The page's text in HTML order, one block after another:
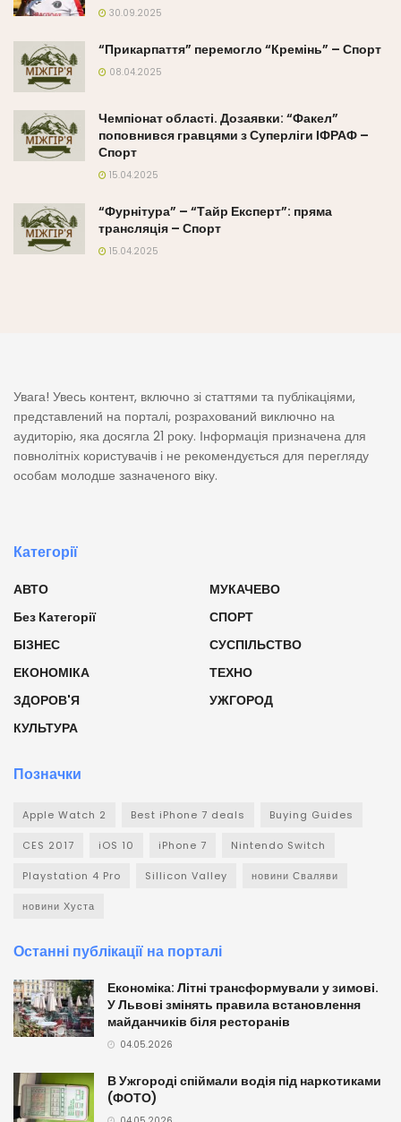
30.09.2025
“Прикарпаття” перемогло “Кремінь” – Спорт
08.04.2025
Чемпіонат області. Дозаявки: “Факел”
поповнився гравцями з Суперліги ІФРАФ –
Спорт
15.04.2025
“Фурнітура” – “Тайр Експерт”: пряма
трансляція – Спорт
15.04.2025
Увага! Увесь контент, включно зі статтями та публікаціями,
представлений на порталі, розрахований виключно на
аудиторію, яка досягла 21 року. Інформація призначена для
повнолітніх користувачів і не рекомендується для перегляду
особам молодше зазначеного віку.
Категорії
АВТО
Без Категорії
БІЗНЕС
ЕКОНОМІКА
ЗДОРОВ'Я
КУЛЬТУРА
МУКАЧЕВО
СПОРТ
СУСПІЛЬСТВО
ТЕХНО
УЖГОРОД
Позначки
Apple Watch 2 Best iPhone 7 deals Buying Guides
CES 2017 iOS 10 iPhone 7 Nintendo Switch
Playstation 4 Pro Sillicon Valley новини Сваляви
новини Хуста
Останні публікації на порталі
Економіка: Літні трансформували у зимові.
У Львові змінять правила встановлення
майданчиків біля ресторанів
04.05.2026
В Ужгороді спіймали водія під наркотиками
(ФОТО)